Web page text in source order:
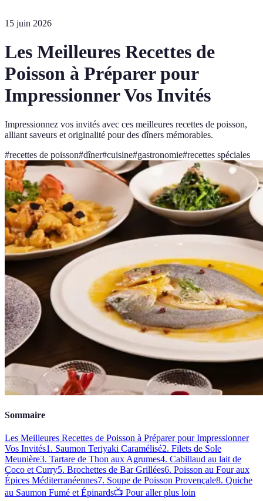
15 juin 2026
Les Meilleures Recettes de
Poisson à Préparer pour
Impressionner Vos Invités
Impressionnez vos invités avec ces meilleures recettes de poisson,
alliant saveurs et originalité pour des dîners mémorables.
#recettes de poisson#dîner#cuisine#gastronomie#recettes spéciales
Sommaire
Les Meilleures Recettes de Poisson à Préparer pour Impressionner
Vos Invités1. Saumon Teriyaki Caramélisé2. Filets de Sole
Meunière3. Tartare de Thon aux Agrumes4. Cabillaud au lait de
Coco et Curry5. Brochettes de Bar Grillées6. Poisson au Four aux
Épices Méditerranéennes7. Soupe de Poisson Provençale8. Quiche
au Saumon Fumé et Épinards📺 Pour aller plus loin